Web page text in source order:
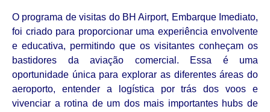
O programa de visitas do BH Airport, Embarque Imediato,
foi criado para proporcionar uma experiência envolvente
e educativa, permitindo que os visitantes conheçam os
bastidores da aviação comercial. Essa é uma
oportunidade única para explorar as diferentes áreas do
aeroporto, entender a logística por trás dos voos e
vivenciar a rotina de um dos mais importantes hubs de